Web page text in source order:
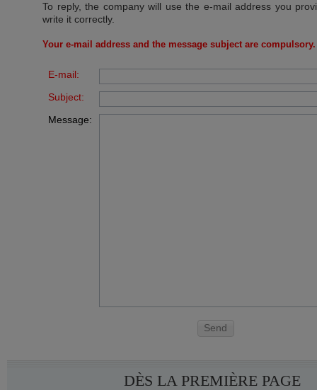
To reply, the company will use the e-mail address you
write it correctly.
Your e-mail address and the message subject are compulsory.
E-mail:
Subject:
Message:
Send
DÈS LA PREMIÈRE PAGE